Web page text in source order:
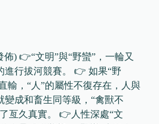
佈) 👉“文明”與“野蠻”，一輪又
進行拔河競賽。 👉 如果“野
輸，“人”的屬性不復存在，人與
變成和畜生同等級，“禽獸不
亙久真實。 👉人性深處“文